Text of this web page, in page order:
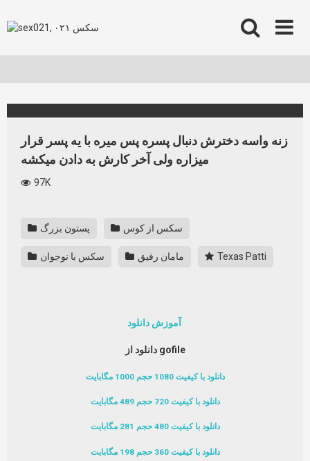
to
زنه واسه دخترش دنبال پسره پس میره با یه پسر قرار
میزاره ولی آخر کارش به دادن میکشه
97K
پستون بزرگ سکس از کوس
سکس با نوجوان مامان رفیق Texas Patti
دانلود از gofile
دانلود با کیفیت 1080 حجم 1000 مگابایت
دانلود با کیفیت 720 حجم 489 مگابایت
دانلود با کیفیت 480 حجم 281 مگابایت
دانلود با کیفیت 360 حجم 198 مگابایت